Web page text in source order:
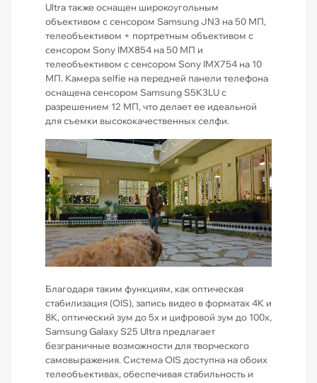
Ultra также оснащен широкоугольным
объективом с сенсором Samsung JN3 на 50 МП,
телеобъективом + портретным объективом с
сенсором Sony IMX854 на 50 МП и
телеобъективом с сенсором Sony IMX754 на 10
МП. Камера selfie на передней панели телефона
оснащена сенсором Samsung S5K3LU с
разрешением 12 МП, что делает ее идеальной
для съемки высококачественных селфи.
Благодаря таким функциям, как оптическая
стабилизация (OIS), запись видео в форматах 4K и
8K, оптический зум до 5x и цифровой зум до 100x,
Samsung Galaxy S25 Ultra предлагает
безграничные возможности для творческого
самовыражения. Система OIS доступна на обоих
телеобъективах, обеспечивая стабильность и